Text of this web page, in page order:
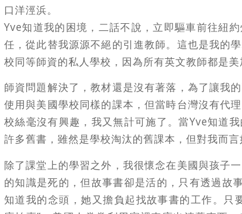
口洋涇浜。
Yve知道我的困境，二話不說，立即驅車前往紐
任，從此替我源源不絕的引進教師。這也是我的
校同等師資的私人學校，因為所有英文教師都是美
師資問題解決了，教材還是沒有著落，為了讓我
使用與美國學校同樣的課本，但當時台灣沒有代
校絲毫沒有興趣，我又無計可施了。當Yve知道
許多舊書，雖然是學校淘汰的舊課本，但對我而言
除了課堂上的學習之外，我很懷念在美國與孩子
的知識是死的，但故事書卻是活的，只有透過故
知道我的念頭，她又擔負起找故事書的工作。只